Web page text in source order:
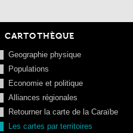
CARTOTHÈQUE
Geographie physique
Populations
Economie et politique
Alliances régionales
Retourner la carte de la Caraïbe
Les cartes par territoires